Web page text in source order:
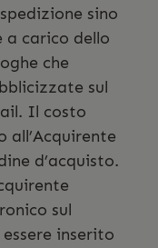
sino
a carico dello
che
sul
Il costo
all’Acquirente
d’acquisto.
sul
inserito